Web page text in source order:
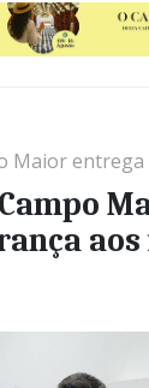
lembrança aos